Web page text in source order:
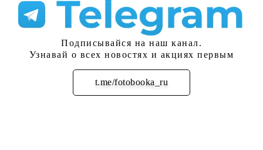
Подписывайся на наш канал.
Узнавай о всех новостях и акциях первым
t.me/fotobooka_ru
Подписаться